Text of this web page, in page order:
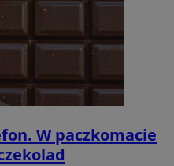
W paczkomacie